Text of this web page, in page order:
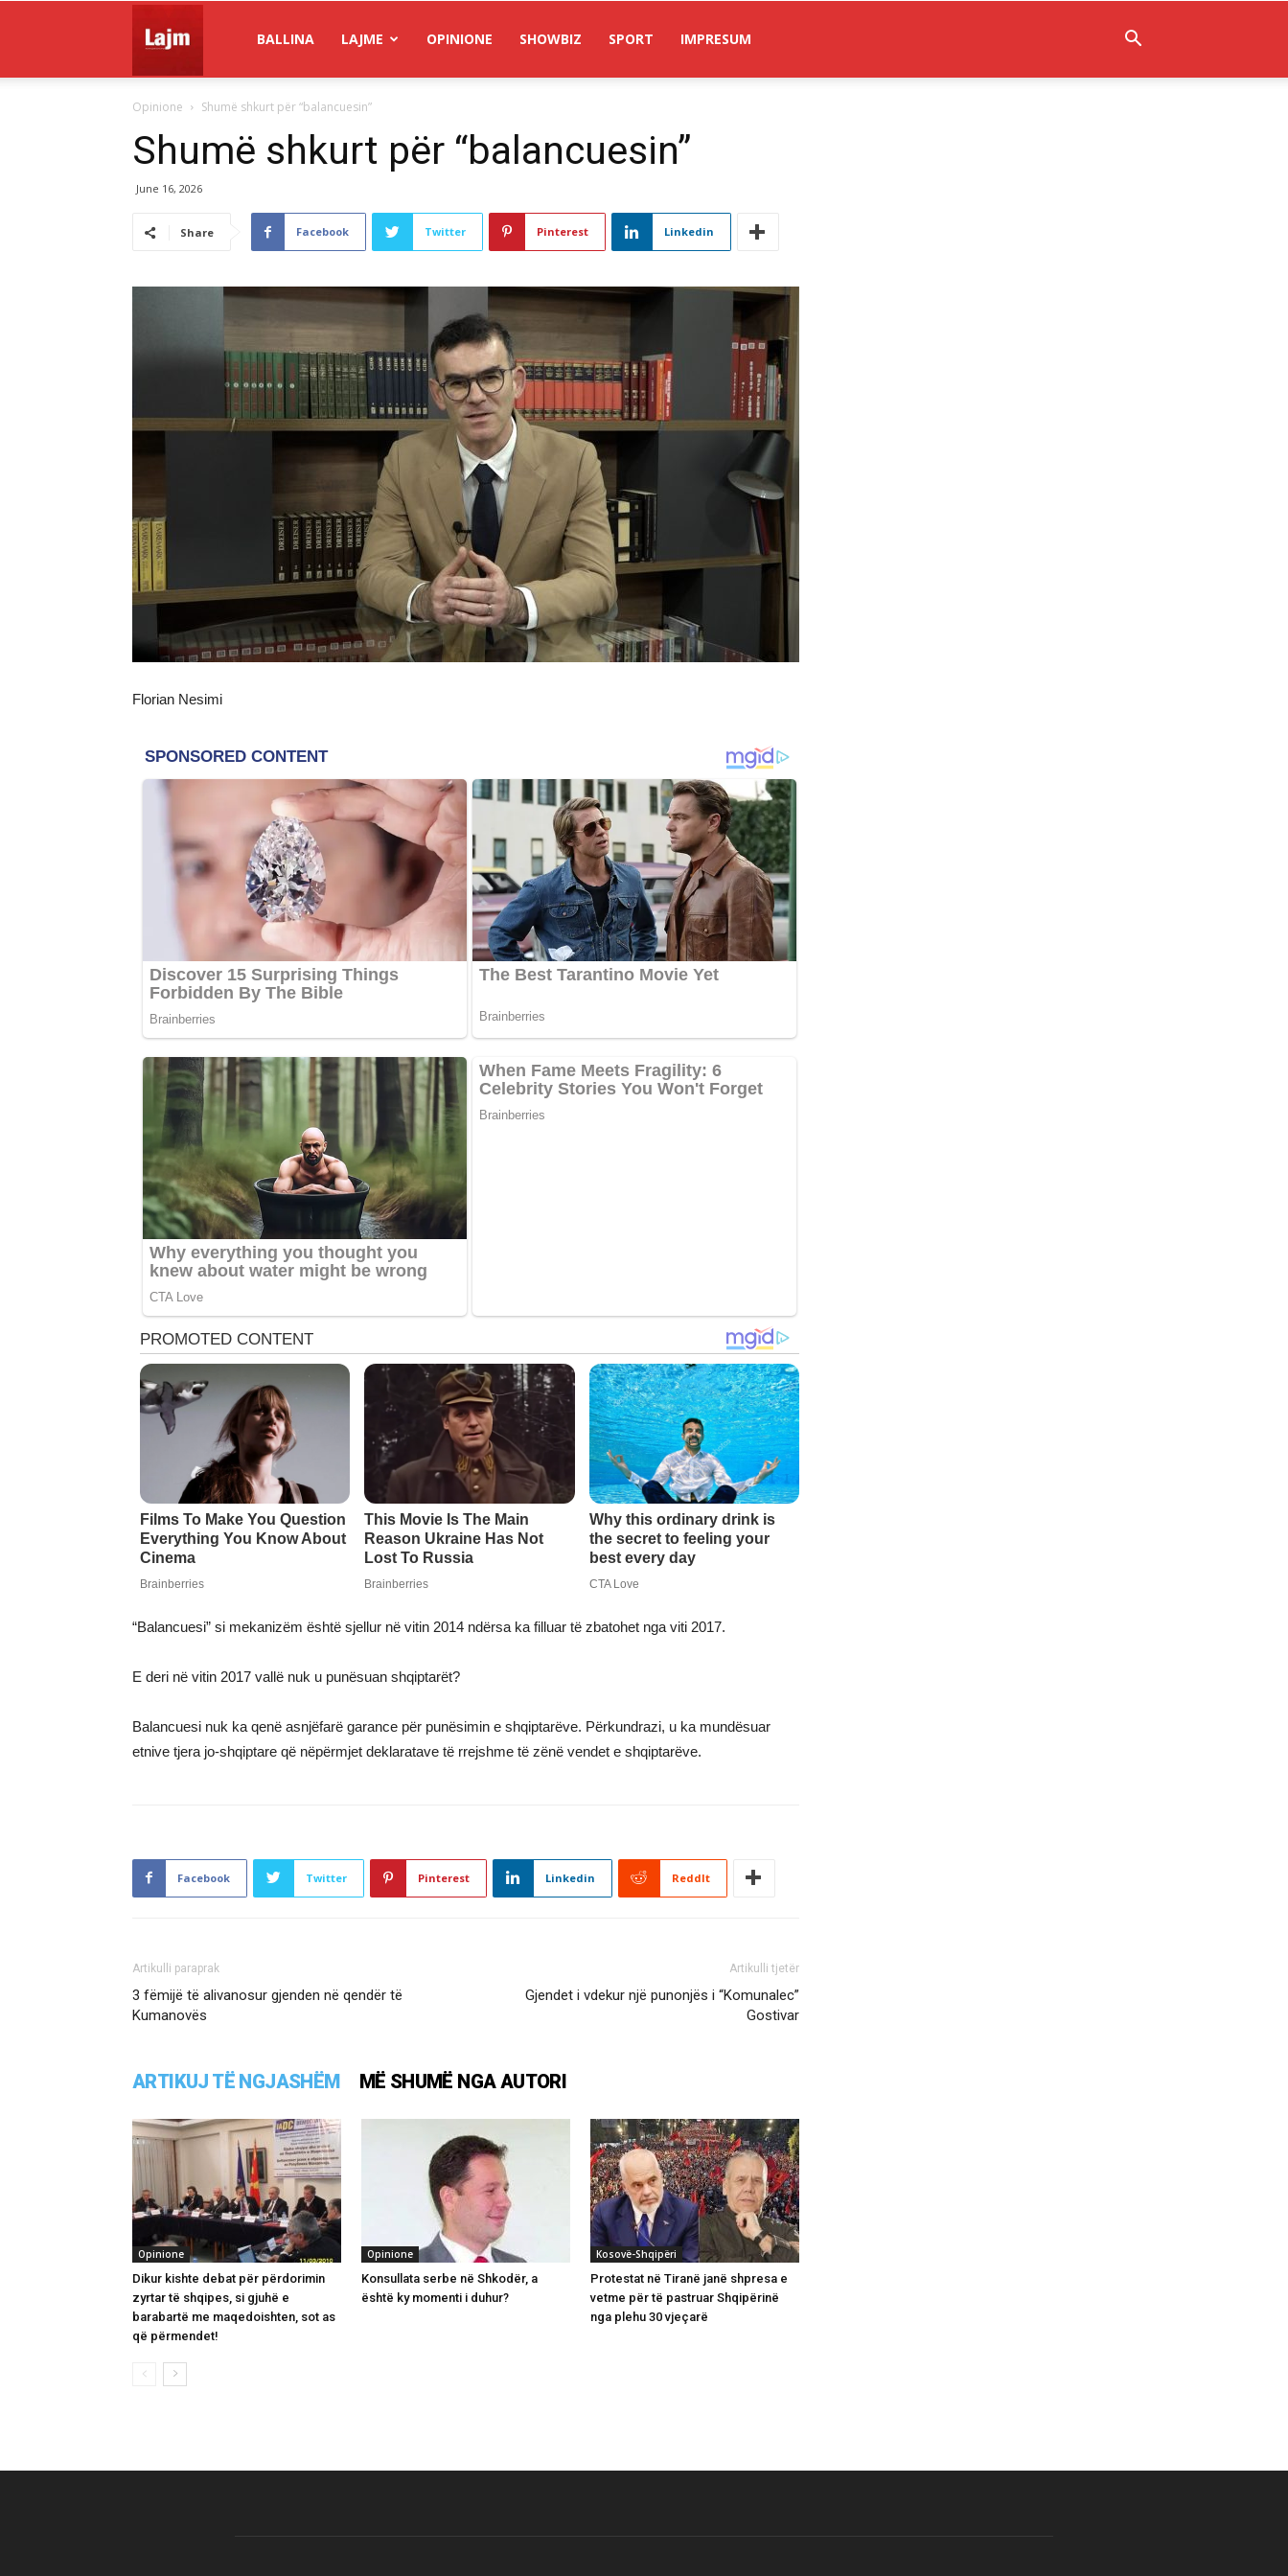
Lajm
BALLINA LAJME OPINIONE SHOWBIZ SPORT IMPRESUM
Opinione Shumë shkurt për “balancuesin”
Shumë shkurt për “balancuesin”
June 16, 2026
Share Facebook Twitter Pinterest Linkedin
Florian Nesimi
“Balancuesi” si mekanizëm është sjellur në vitin 2014 ndërsa ka filluar të zbatohet nga viti 2017.
E deri në vitin 2017 vallë nuk u punësuan shqiptarët?
Balancuesi nuk ka qenë asnjëfarë garance për punësimin e shqiptarëve. Përkundrazi, u ka mundësuar
etnive tjera jo-shqiptare që nëpërmjet deklaratave të rrejshme të zënë vendet e shqiptarëve.
Facebook Twitter Pinterest Linkedin ReddIt
Artikulli paraprak
3 fëmijë të alivanosur gjenden në qendër të
Kumanovës
Artikulli tjetër
Gjendet i vdekur një punonjës i “Komunalec”
Gostivar
ARTIKUJ TË NGJASHËM MË SHUMË NGA AUTORI
Opinione
Dikur kishte debat për përdorimin
zyrtar të shqipes, si gjuhë e
barabartë me maqedoishten, sot as
që përmendet!
Opinione
Konsullata serbe në Shkodër, a
është ky momenti i duhur?
Kosovë-Shqipëri
Protestat në Tiranë janë shpresa e
vetme për të pastruar Shqipërinë
nga plehu 30 vjeçarë